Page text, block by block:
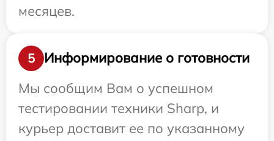
месяцев.
5
Информирование о готовности
Мы сообщим Вам о успешном
тестировании техники Sharp, и
курьер доставит ее по указанному